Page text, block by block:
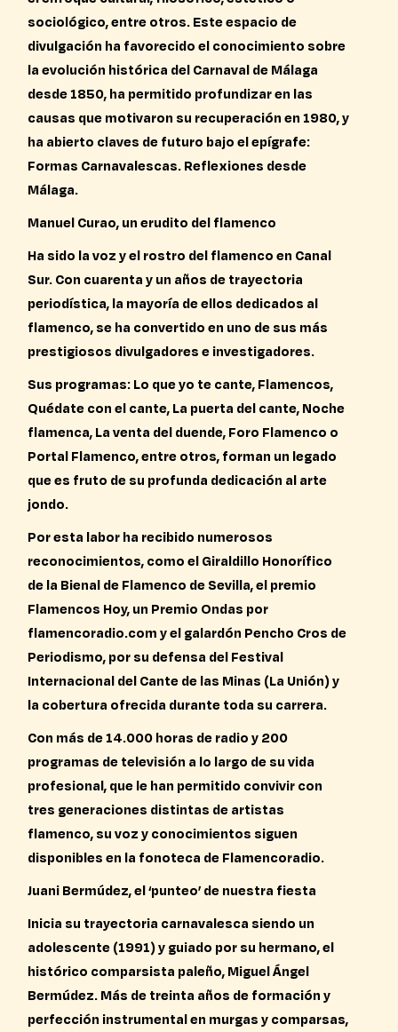
sociológico, entre otros. Este espacio de
divulgación ha favorecido el conocimiento sobre
la evolución histórica del Carnaval de Málaga
desde 1850, ha permitido profundizar en las
causas que motivaron su recuperación en 1980, y
ha abierto claves de futuro bajo el epígrafe:
Formas Carnavalescas. Reflexiones desde
Málaga.
Manuel Curao, un erudito del flamenco
Ha sido la voz y el rostro del flamenco en Canal
Sur. Con cuarenta y un años de trayectoria
periodística, la mayoría de ellos dedicados al
flamenco, se ha convertido en uno de sus más
prestigiosos divulgadores e investigadores.
Sus programas: Lo que yo te cante, Flamencos,
Quédate con el cante, La puerta del cante, Noche
flamenca, La venta del duende, Foro Flamenco o
Portal Flamenco, entre otros, forman un legado
que es fruto de su profunda dedicación al arte
jondo.
Por esta labor ha recibido numerosos
reconocimientos, como el Giraldillo Honorífico
de la Bienal de Flamenco de Sevilla, el premio
Flamencos Hoy, un Premio Ondas por
flamencoradio.com y el galardón Pencho Cros de
Periodismo, por su defensa del Festival
Internacional del Cante de las Minas (La Unión) y
la cobertura ofrecida durante toda su carrera.
Con más de 14.000 horas de radio y 200
programas de televisión a lo largo de su vida
profesional, que le han permitido convivir con
tres generaciones distintas de artistas
flamenco, su voz y conocimientos siguen
disponibles en la fonoteca de Flamencoradio.
Juani Bermúdez, el ‘punteo’ de nuestra fiesta
Inicia su trayectoria carnavalesca siendo un
adolescente (1991) y guiado por su hermano, el
histórico comparsista paleño, Miguel Ángel
Bermúdez. Más de treinta años de formación y
perfección instrumental en murgas y comparsas,